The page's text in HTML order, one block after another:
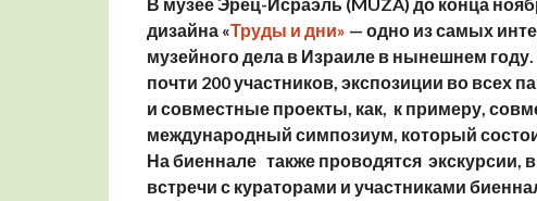
дизайна «Труды и дни» — одно из самых
музейного дела в Израиле в нынешнем
почти 200 участников, экспозиции во всех
и совместные проекты, как, к примеру,
международный симпозиум, который
На биеннале также проводятся экскурсии,
встречи с кураторами и участниками